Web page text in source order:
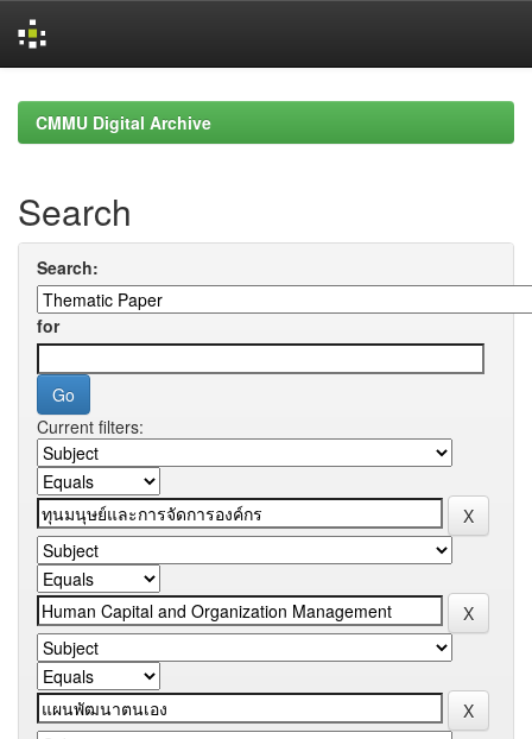
navigationCMMU Digital Archive
Search
Search:
for
Current filters: